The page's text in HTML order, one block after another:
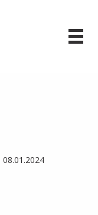
08.01.2024